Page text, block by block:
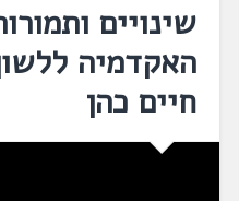
שינויים
האקדמיה
חיים כהן